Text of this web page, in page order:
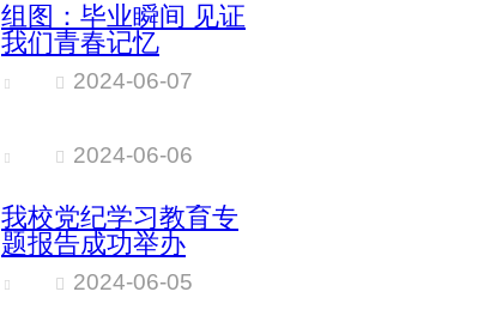
组图：毕业瞬间 见证
我们青春记忆
2024-06-07
2024-06-06
我校党纪学习教育专
题报告成功举办
2024-06-05